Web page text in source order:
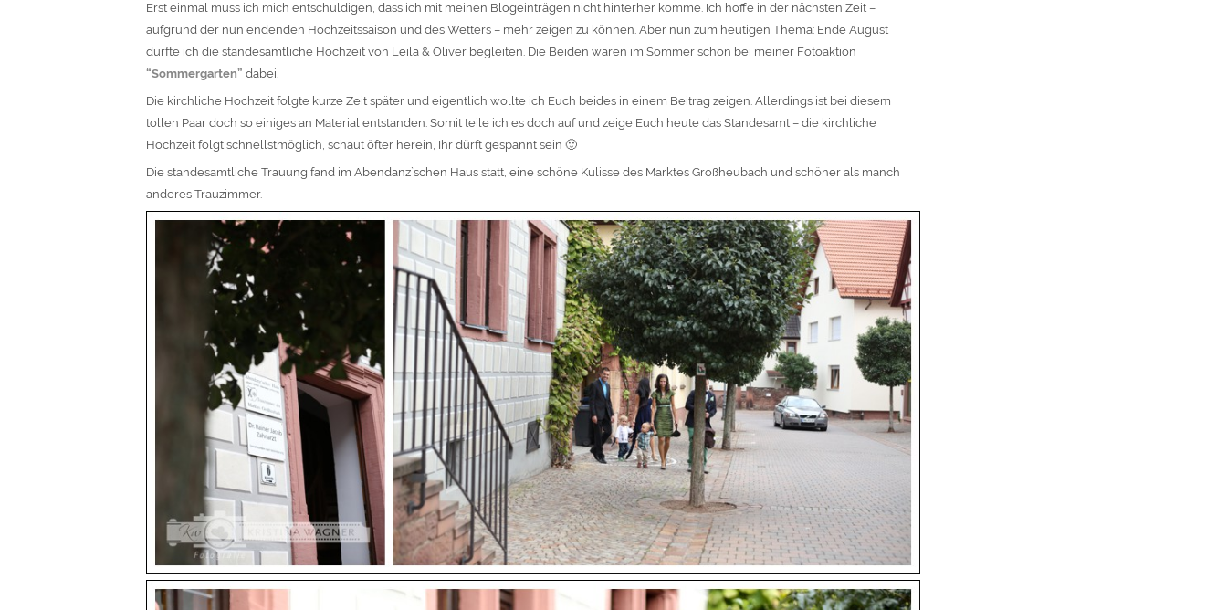
Erst einmal muss ich mich entschuldigen, dass ich mit meinen Blogeinträgen nicht hinterher komme. Ich hoffe in der nächsten Zeit –
aufgrund der nun endenden Hochzeitssaison und des Wetters – mehr zeigen zu können. Aber nun zum heutigen Thema: Ende August
durfte ich die standesamtliche Hochzeit von Leila & Oliver begleiten. Die Beiden waren im Sommer schon bei meiner Fotoaktion
“Sommergarten” dabei.
Die kirchliche Hochzeit folgte kurze Zeit später und eigentlich wollte ich Euch beides in einem Beitrag zeigen. Allerdings ist bei diesem
tollen Paar doch so einiges an Material entstanden. Somit teile ich es doch auf und zeige Euch heute das Standesamt – die kirchliche
Hochzeit folgt schnellstmöglich, schaut öfter herein, Ihr dürft gespannt sein 🙂
Die standesamtliche Trauung fand im Abendanz`schen Haus statt, eine schöne Kulisse des Marktes Großheubach und schöner als manch
anderes Trauzimmer.